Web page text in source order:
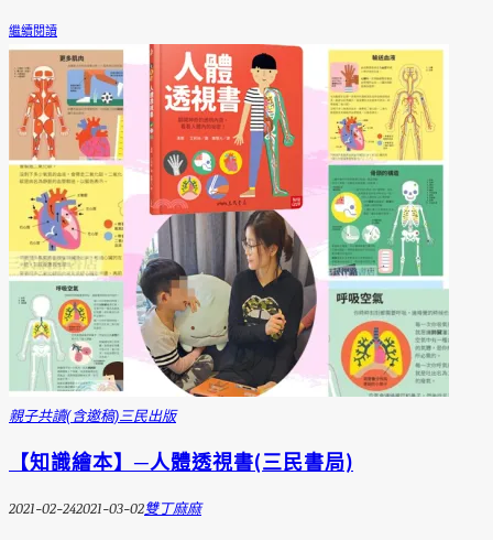
繼續閱讀
親子共讀(含邀稿)三民出版
【知識繪本】─人體透視書(三民書局)
2021-02-242021-03-02雙丁麻麻